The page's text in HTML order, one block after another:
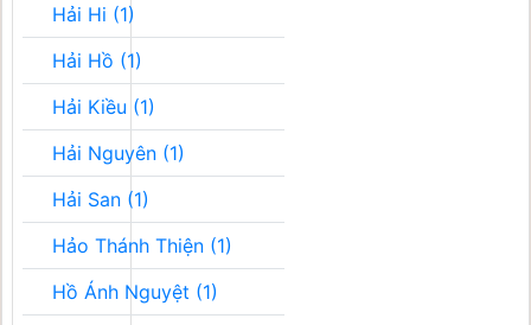
Hải Hi (1)
Hải Hồ (1)
Hải Kiều (1)
Hải Nguyên (1)
Hải San (1)
Hảo Thánh Thiện (1)
Hồ Ánh Nguyệt (1)